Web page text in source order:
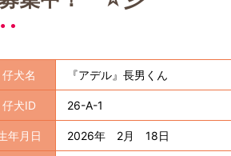
仔犬名 『アデル』長男くん
仔犬ID 26-A-1
年月日 2026年 2月 18日